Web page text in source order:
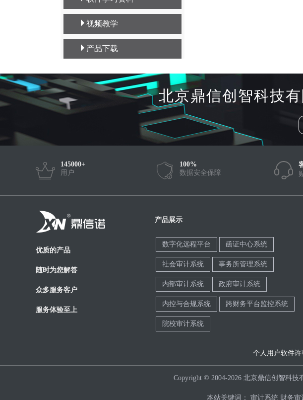
视频教学
产品下载
北京鼎信创智科技
145000+
用户
100%
数据安全保障
优质的产品
随时为您解答
众多服务客户
服务体验至上
产品展示
数字化远程平台 函证中心系统
社会审计系统 事务所管理系统
内部审计系统 政府审计系统
内控与合规系统 跨财务平台监控系统
院校审计系统
个人用户软件许
Copyright © 2004-2026 北京鼎信创智科技
本站关键词： 审计系统 财务审